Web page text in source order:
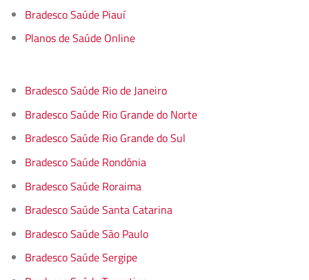
Bradesco Saúde Piauí
Planos de Saúde Online
Bradesco Saúde Rio de Janeiro
Bradesco Saúde Rio Grande do Norte
Bradesco Saúde Rio Grande do Sul
Bradesco Saúde Rondônia
Bradesco Saúde Roraima
Bradesco Saúde Santa Catarina
Bradesco Saúde São Paulo
Bradesco Saúde Sergipe